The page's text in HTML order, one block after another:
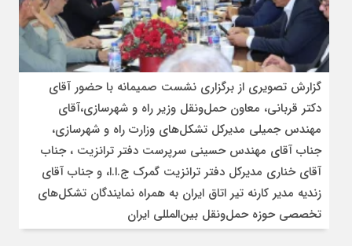
گزارش تصویری از برگزاری نشست صمیمانه با حضور آقای
دکتر قربانی، معاون حمل‌ونقل وزیر راه و شهرسازی،آقای
مهندس جمیلی مدیرکل تشکل‌های وزارت راه و شهرسازی،
جناب آقای مهندس حسینی سرپرست دفتر ترانزیت ، جناب
آقای خناری مدیرکل دفتر ترانزیت گمرک ج.ا.ا، و جناب آقای
زندیه مدیر کارنه تیر اتاق ایران به همراه نمایندگان تشکل‌های
تخصصی حوزه حمل‌ونقل بین‌المللی ایران